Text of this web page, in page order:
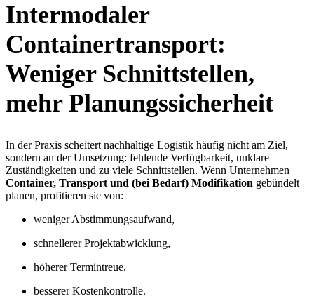
Intermodaler
Containertransport:
Weniger Schnittstellen,
mehr Planungssicherheit
In der Praxis scheitert nachhaltige Logistik häufig nicht am Ziel,
sondern an der Umsetzung: fehlende Verfügbarkeit, unklare
Zuständigkeiten und zu viele Schnittstellen. Wenn Unternehmen
Container, Transport und (bei Bedarf) Modifikation gebündelt
planen, profitieren sie von:
weniger Abstimmungsaufwand,
schnellerer Projektabwicklung,
höherer Termintreue,
besserer Kostenkontrolle.